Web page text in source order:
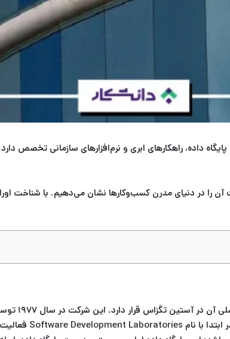
داده، راهکارهای ابری و نرم‌افزارهای سازمانی تخصص
را در دنیای مدرن کسب‌وکارها نشان می‌دهیم. با شناخت
شرکت